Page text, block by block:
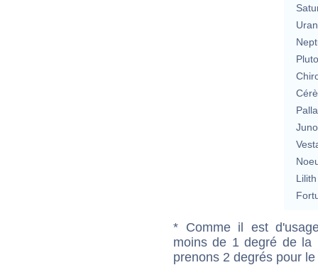
Lilith
* Comme il est
moins de 1 degré de la
prenons 2 degrés pour